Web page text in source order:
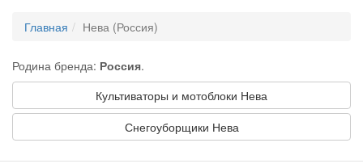
Главная Нева (Россия)
Родина бренда: Россия.
Культиваторы и мотоблоки Нева
Снегоуборщики Нева